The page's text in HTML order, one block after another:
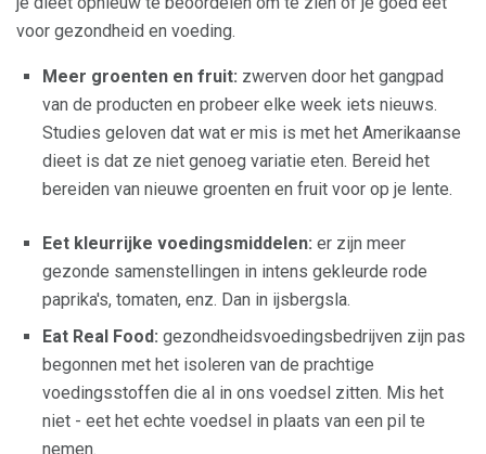
voor gezondheid en voeding.
Meer groenten en fruit: zwerven door het gangpad
van de producten en probeer elke week iets nieuws.
Studies geloven dat wat er mis is met het Amerikaanse
dieet is dat ze niet genoeg variatie eten. Bereid het
bereiden van nieuwe groenten en fruit voor op je lente.
Eet kleurrijke voedingsmiddelen: er zijn meer
gezonde samenstellingen in intens gekleurde rode
paprika's, tomaten, enz. Dan in ijsbergsla.
Eat Real Food: gezondheidsvoedingsbedrijven zijn pas
begonnen met het isoleren van de prachtige
voedingsstoffen die al in ons voedsel zitten. Mis het
niet - eet het echte voedsel in plaats van een pil te
nemen.